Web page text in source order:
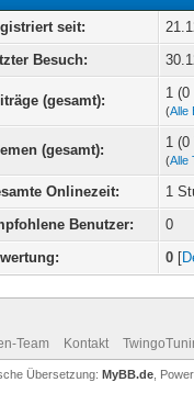
seit:
Besuch:
(gesamt): 1 (0
(Alle
(gesamt): 1 (0
(Alle
Onlinezeit:
1
Benutzer:
0
0 [
Team Kontakt
Übersetzung: MyBB.de,